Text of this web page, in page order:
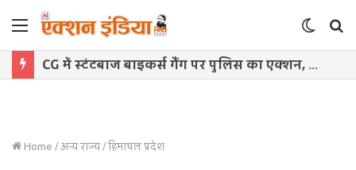
Menu
Switch
skin
CG में स्टंटबाज बाइकर्स गैंग पर पुलिस का एक्शन, कान पकड़कर माफी मांगने पर मजबूर हुए युवक
Home/अन्य राज्य/हिमाचल प्रदेश